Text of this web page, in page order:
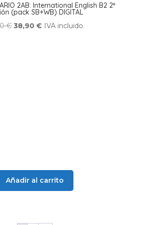
2AB: International English B2 2ª
(pack SB+WB) DIGITAL
€El
38,90€ El
IVA incluido
Añadir al carrito